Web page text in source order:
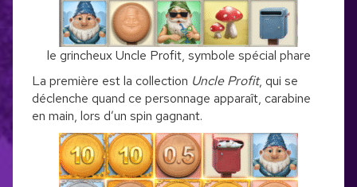
le grincheux Uncle Profit, symbole spécial phare
La première est la collection Uncle Profit, qui se
déclenche quand ce personnage apparaît, carabine
en main, lors d’un spin gagnant.